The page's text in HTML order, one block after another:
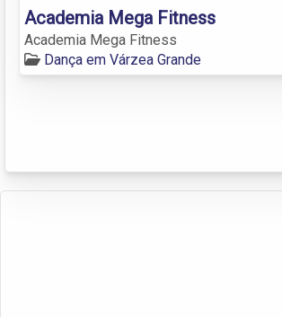
Academia Mega Fitness
Academia Mega Fitness
Dança em Várzea Grande